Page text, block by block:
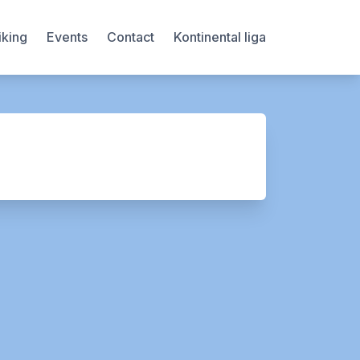
Events Contact Kontinental liga